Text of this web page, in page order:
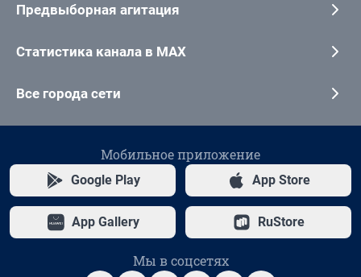
Предвыборная агитация
Статистика канала в MAX
Все города сети
Мобильное приложение
Google Play App Store
App Gallery RuStore
Мы в соцсетях